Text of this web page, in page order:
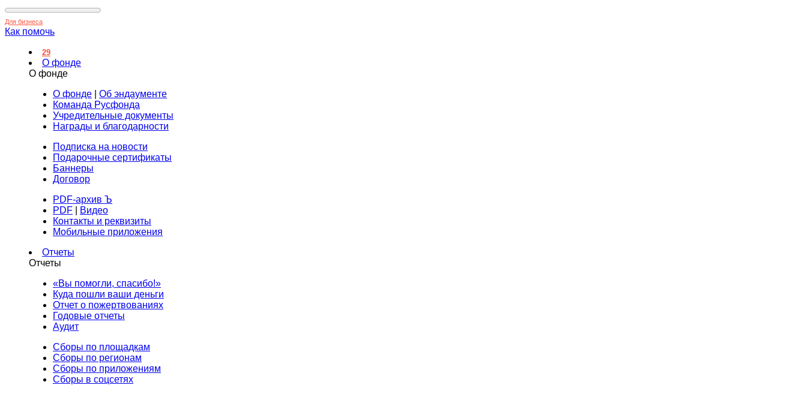
Для бизнеса
Как помочь
29
О фонде
О фонде
О фонде
Об эндаументе
Команда Русфонда
Учредительные документы
Награды и благодарности
Подписка на новости
Подарочные сертификаты
Баннеры
Договор
PDF-архив Ъ
PDF
Видео
Контакты и реквизиты
Мобильные приложения
Отчеты
Отчеты
«Вы помогли, спасибо!»
Куда пошли ваши деньги
Отчет о пожертвованиях
Годовые отчеты
Аудит
Сборы по площадкам
Сборы по регионам
Сборы по приложениям
Сборы в соцсетях